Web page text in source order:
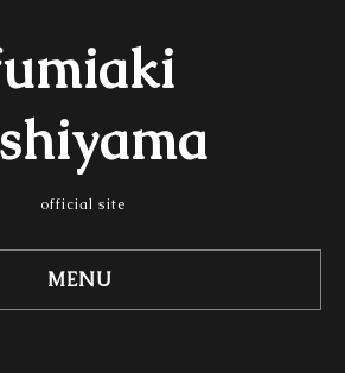
official site
MENU